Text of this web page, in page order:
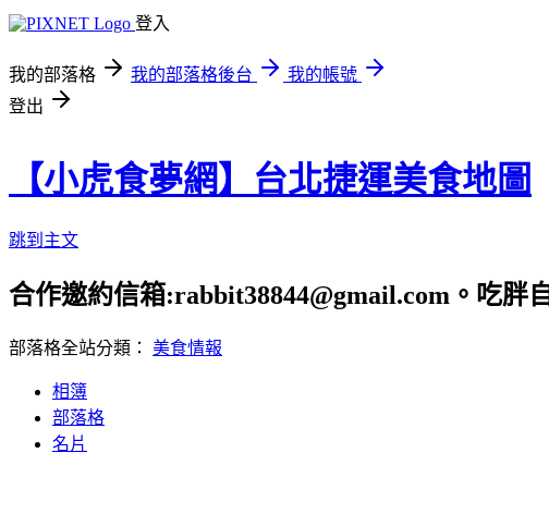
登入
我的部落格 我的部落格後台
我的帳號
登出
【小虎食夢網】台北捷運美食地圖
跳到主文
合作邀約信箱:rabbit38844@gmail.com。吃胖
部落格全站分類： 美食情報
相簿
部落格
名片